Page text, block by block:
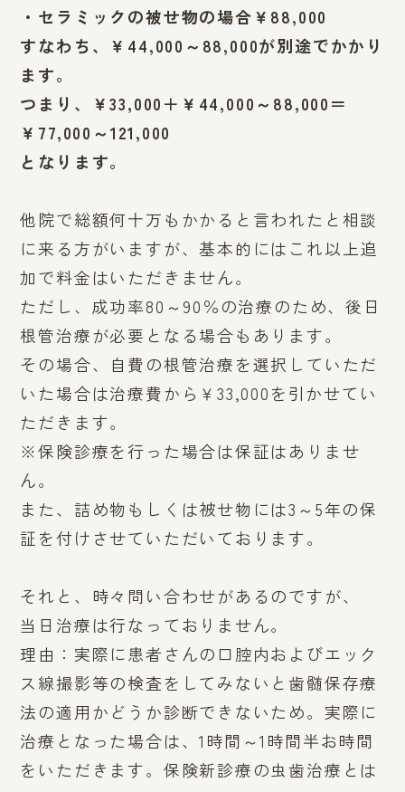
・セラミックの被せ物の場合￥88,000
すなわち、￥44,000～88,000が別途でかかり
ます。
つまり、￥33,000＋￥44,000～88,000＝
￥77,000～121,000
となります。
他院で総額何十万もかかると言われたと相談
に来る方がいますが、基本的にはこれ以上追
加で料金はいただきません。
ただし、成功率80～90％の治療のため、後日
根管治療が必要となる場合もあります。
その場合、自費の根管治療を選択していただ
いた場合は治療費から￥33,000を引かせてい
ただきます。
※保険診療を行った場合は保証はありませ
ん。
また、詰め物もしくは被せ物には3～5年の保
証を付けさせていただいております。
それと、時々問い合わせがあるのですが、
当日治療は行なっておりません。
理由：実際に患者さんの口腔内およびエック
ス線撮影等の検査をしてみないと歯髄保存療
法の適用かどうか診断できないため。実際に
治療となった場合は、1時間～1時間半お時間
をいただきます。保険新診療の虫歯治療とは